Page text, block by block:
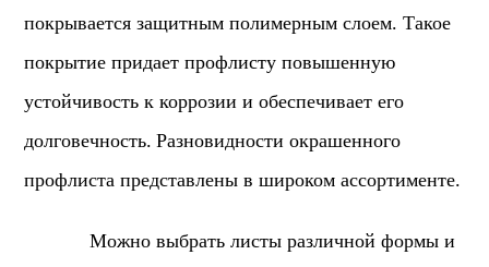
покрывается защитным полимерным слоем. Такое
покрытие придает профлисту повышенную
устойчивость к коррозии и обеспечивает его
долговечность. Разновидности окрашенного
профлиста представлены в широком ассортименте.
Можно выбрать листы различной формы и